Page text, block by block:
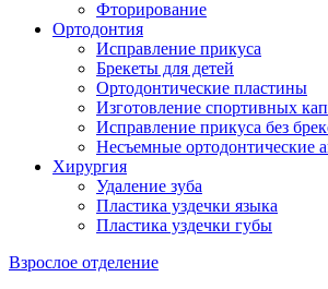
Фторирование
Ортодонтия
Исправление прикуса
Брекеты для детей
Ортодонтические пластины
Изготовление спортивных кап
Исправление прикуса без
Несъемные ортодонтические
Хирургия
Удаление зуба
Пластика уздечки языка
Пластика уздечки губы
Взрослое отделение